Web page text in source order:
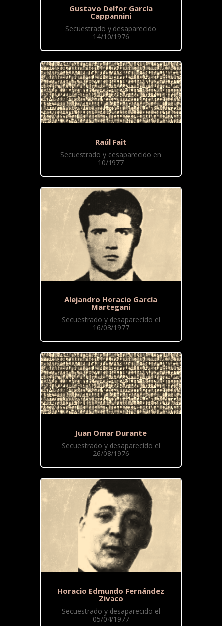
Gustavo Delfor García
Cappannini
Secuestrado y desaparecido
14/10/1976
Raúl Fait
Secuestrado y desaparecido en
10/1977
Alejandro Horacio García
Martegani
Secuestrado y desaparecido el
16/03/1977
Juan Omar Durante
Secuestrado y desaparecido el
26/08/1976
Horacio Edmundo Fernández
Zivaco
Secuestrado y desaparecido el
05/04/1977